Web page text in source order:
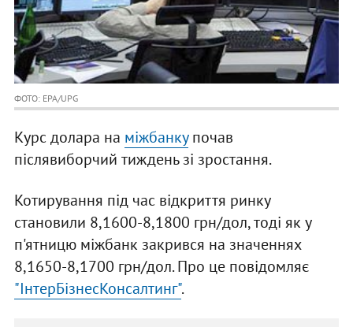
ФОТО: EPA/UPG
Курс долара на міжбанкупочав
післявиборчий тиждень зі зростання.
Котирування під час відкриття ринку
становили 8,1600-8,1800 грн/дол, тоді як у
п'ятницю міжбанк закрився на значеннях
8,1650-8,1700 грн/дол. Про це повідомляє
"ІнтерБізнесКонсалтинг".